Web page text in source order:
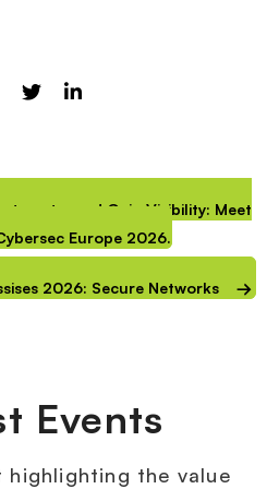
and Gain Visibility: Meet
Europe 2026.
2026: Secure Networks
Events
highlighting the value